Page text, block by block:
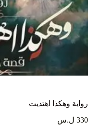
رواية وهكذا اهتديت
330 ل.س